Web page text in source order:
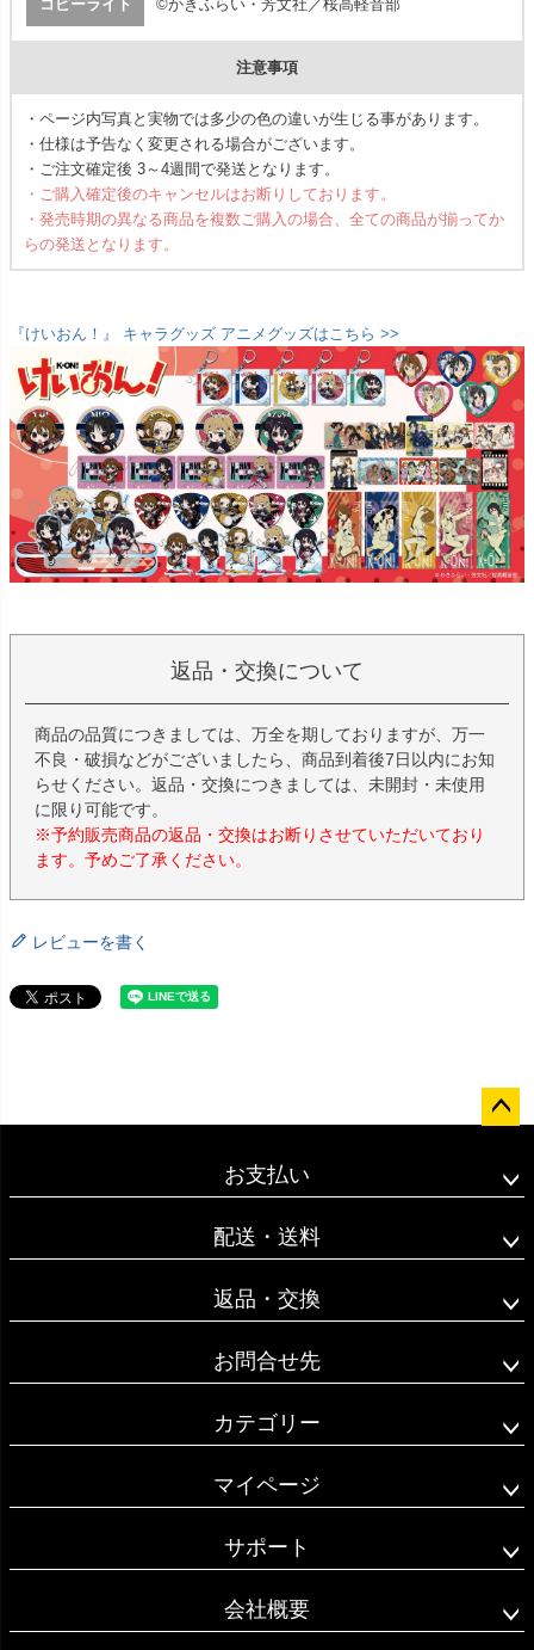
コピーライト ©かきふらい・芳文社／桜高軽音部
注意事項
・ページ内写真と実物では多少の色の違いが生じる事があります。
・仕様は予告なく変更される場合がございます。
・ご注文確定後 3～4週間で発送となります。
・ご購入確定後のキャンセルはお断りしております。
・発売時期の異なる商品を複数ご購入の場合、全ての商品が揃ってか
らの発送となります。
『けいおん！』 キャラグッズ アニメグッズはこちら >>
返品・交換について
商品の品質につきましては、万全を期しておりますが、万一
不良・破損などがございましたら、商品到着後7日以内にお知
らせください。返品・交換につきましては、未開封・未使用
に限り可能です。
※予約販売商品の返品・交換はお断りさせていただいており
ます。予めご了承ください。
レビューを書く
ップ
お支払い
配送・送料
返品・交換
お問合せ先
カテゴリー
マイページ
サポート
会社概要